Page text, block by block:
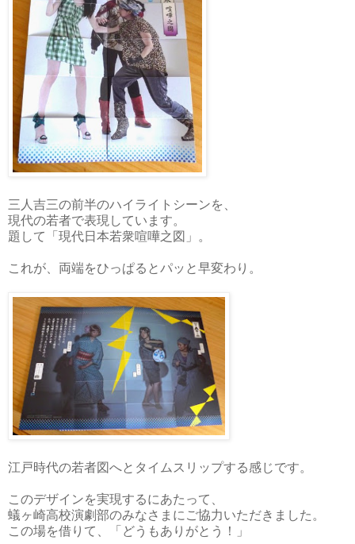
三人吉三の前半のハイライトシーンを、
現代の若者で表現しています。
題して「現代日本若衆喧嘩之図」。
これが、両端をひっぱるとパッと早変わり。
江戸時代の若者図へとタイムスリップする感じです。
このデザインを実現するにあたって、
蟻ヶ崎高校演劇部のみなさまにご協力いただきました。
この場を借りて、「どうもありがとう！」